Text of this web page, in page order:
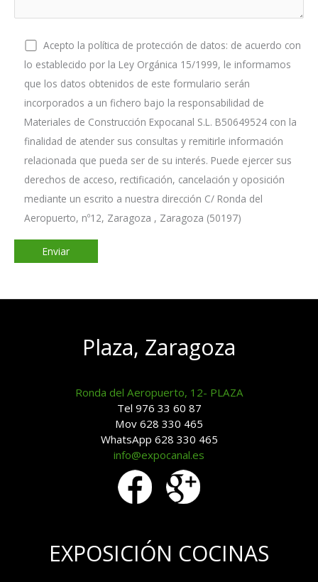
Acepto la política de protección de datos: de acuerdo con
lo establecido por la Ley Orgánica 15/1999, le informamos
que los datos obtenidos de este formulario serán
incorporados a un fichero bajo la responsabilidad de
Materiales de Construcción Expocanal S.L. B50649524 con la
finalidad de atender sus consultas y remitirle información
relacionada que pueda ser de su interés. Puede ejercer sus
derechos de acceso, rectificación, cancelación y oposición
mediante un escrito a nuestra dirección C/ Ronda del
Aeropuerto, nº12, Zaragoza , Zaragoza (50197)
Plaza, Zaragoza
Ronda del Aeropuerto, 12- PLAZA
Tel 976 33 60 87
Mov 628 330 465
WhatsApp 628 330 465
info@expocanal.es
EXPOSICIÓN COCINAS